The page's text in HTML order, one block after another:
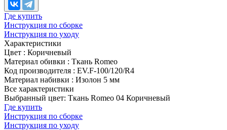
Где купить
Инструкция по сборке
Инструкция по уходу
Характеристики
Цвет : Коричневый
Материал обивки : Ткань Romeo
Код производителя : EV.F-100/120/R4
Материал набивки : Изолон 5 мм
Все характеристики
Выбранный цвет: Ткань Romeo 04 Коричневый
Где купить
Инструкция по сборке
Инструкция по уходу